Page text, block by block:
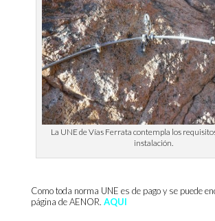
La UNE de Vías Ferrata contempla los
instalación.
Como toda norma UNE es de pago y se puede
página de AENOR. AQUI